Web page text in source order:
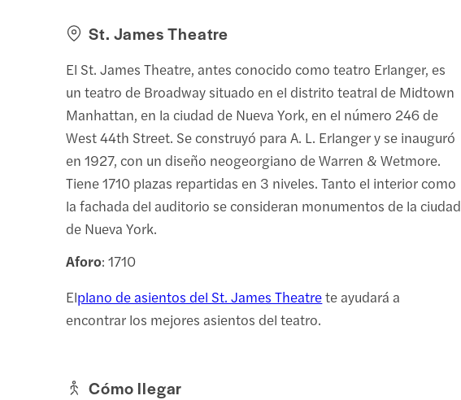
St. James Theatre
El St. James Theatre, antes conocido como teatro Erlanger, es
un teatro de Broadway situado en el distrito teatral de Midtown
Manhattan, en la ciudad de Nueva York, en el número 246 de
West 44th Street. Se construyó para A. L. Erlanger y se inauguró
en 1927, con un diseño neogeorgiano de Warren & Wetmore.
Tiene 1710 plazas repartidas en 3 niveles. Tanto el interior como
la fachada del auditorio se consideran monumentos de la ciudad
de Nueva York.
Aforo: 1710
Elplano de asientos del St. James Theatrete ayudará a
encontrar los mejores asientos del teatro.
Cómo llegar